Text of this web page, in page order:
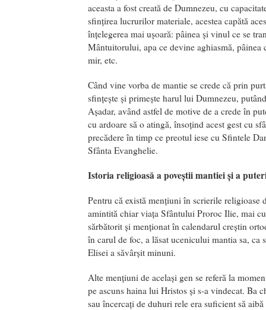
aceasta a fost creată de Dumnezeu, cu
sfințirea lucrurilor materiale, acestea capătă
înțelegerea mai ușoară: pâinea și vinul ce se
Mântuitorului, apa ce devine aghiasmă,
mir, etc.
Când vine vorba de mantie se crede că prin
sfințește și primește harul lui Dumnezeu,
Așadar, având astfel de motive de a crede în
cu ardoare să o atingă, însoțind acest gest cu
precădere în timp ce preotul iese cu Sfintele
Sfânta Evanghelie.
Istoria religioasă a poveștii mantiei și a
Pentru că există mențiuni în scrierile religioase
amintită chiar viața Sfântului Proroc Ilie, mai
sărbătorit și menționat în calendarul creștin
în carul de foc, a lăsat ucenicului mantia sa, ca
Elisei a săvârșit minuni.
Alte mențiuni de același gen se referă la
pe ascuns haina lui Hristos și s-a vindecat. Ba
sau încercați de duhuri rele era suficient să